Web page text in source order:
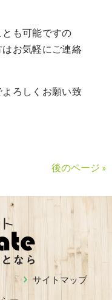
も可能ですの
お気軽にご連絡
ろしくお願い致
後のページ »
サイトマップ